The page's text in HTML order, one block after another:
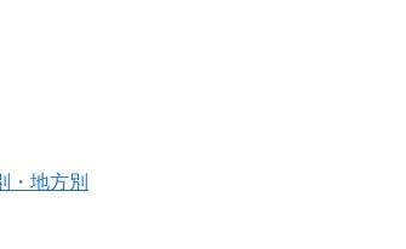
・地方別